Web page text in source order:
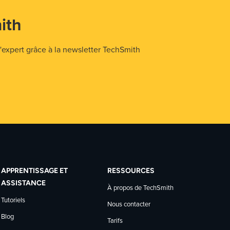
grâce à la newsletter TechSmith
APPRENTISSAGE ET
ASSISTANCE
Tutoriels
Blog
RESSOURCES
À propos de TechSmith
Nous contacter
Tarifs